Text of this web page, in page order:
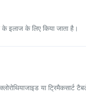
इलाज के लिए किया जाता है।
या